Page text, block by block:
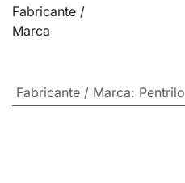
Fabricante /
Marca
Fabricante / Marca: Pentrilo